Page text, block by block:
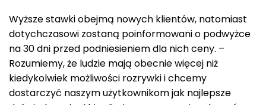
Wyższe stawki obejmą nowych klientów, natomiast
dotychczasowi zostaną poinformowani o podwyżce
na 30 dni przed podniesieniem dla nich ceny. –
Rozumiemy, że ludzie mają obecnie więcej niż
kiedykolwiek możliwości rozrywki i chcemy
dostarczyć naszym użytkownikom jak najlepsze